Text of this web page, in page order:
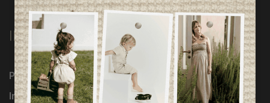
INFORMATIONS
Programme Loyauté
Influenceuses